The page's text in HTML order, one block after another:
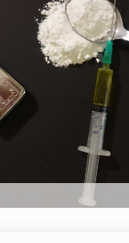
TEAM
COMITATO SCIENTIFICO
PARTNER COLLABORA
PROCEEDINGS
SOCIAL MEDIA